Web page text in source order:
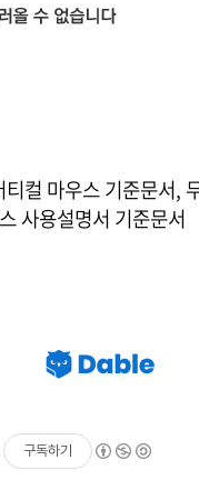
컬 마우스 기준문서,
사용설명서 기준문서
구독하기